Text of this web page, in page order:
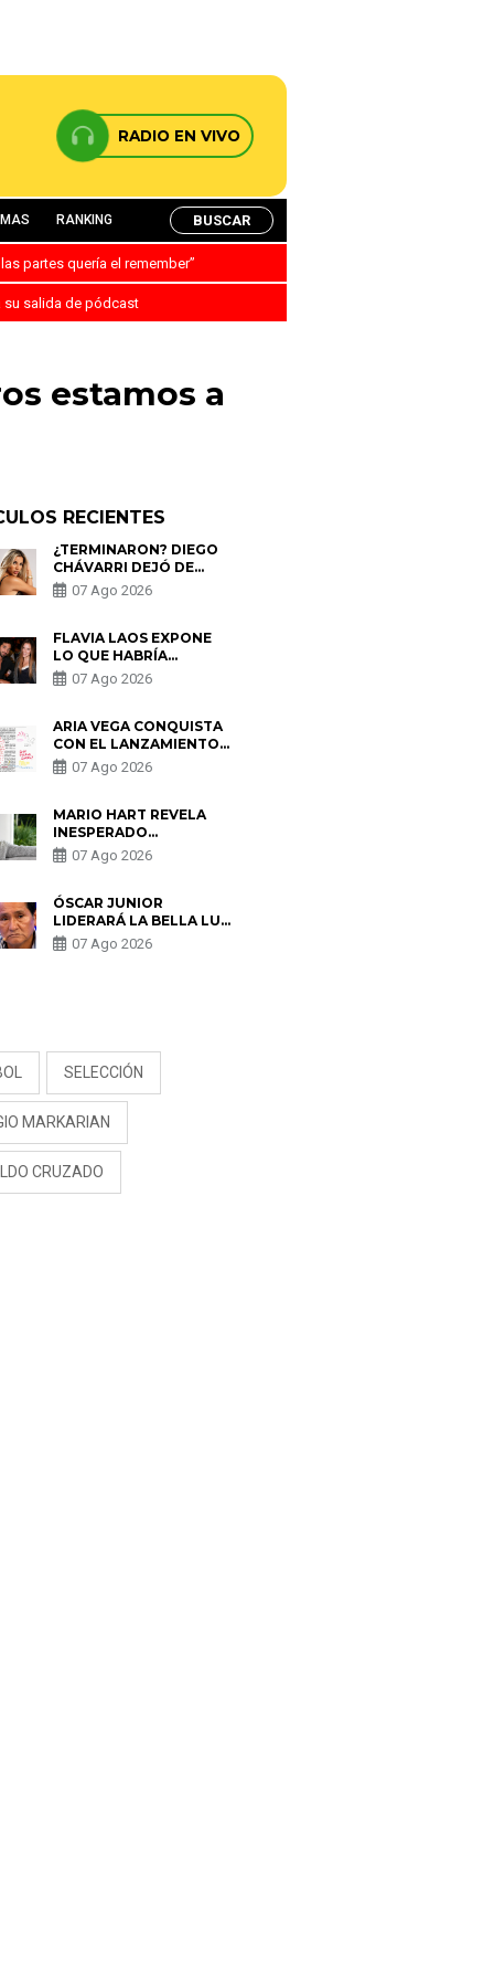
RADIO EN VIVO
RANKING BUSCAR
partes quería el remember”
su salida de pódcast
estamos a
RECIENTES
¿TERMINARON? DIEGO
CHÁVARRI DEJÓ DE
SEGUIR A GABRIELA
HERRERA Y ANUNCIA SU
07 Ago 2026
FLAVIA LAOS EXPONE
LO QUE HABRÍA
BUSCADO PABLO
HEREDIA CON ALE
PARTES QUERÍA EL
REMEMBER”
07 Ago 2026
ARIA VEGA CONQUISTA
CON EL LANZAMIENTO
DE “TOTOTO (+4)”
07 Ago 2026
MARIO HART REVELA
INESPERADO
PROBLEMA DE SALUD
ANTES DE SEPARARSE
ENCONTRARON UN
TUMOR”
07 Ago 2026
ÓSCAR JUNIOR
LIDERARÁ LA BELLA LUZ
TRAS SALIDA DE SU
PADRE POR POLÉMICA
07 Ago 2026
SELECCIÓN
MARKARIAN
CRUZADO